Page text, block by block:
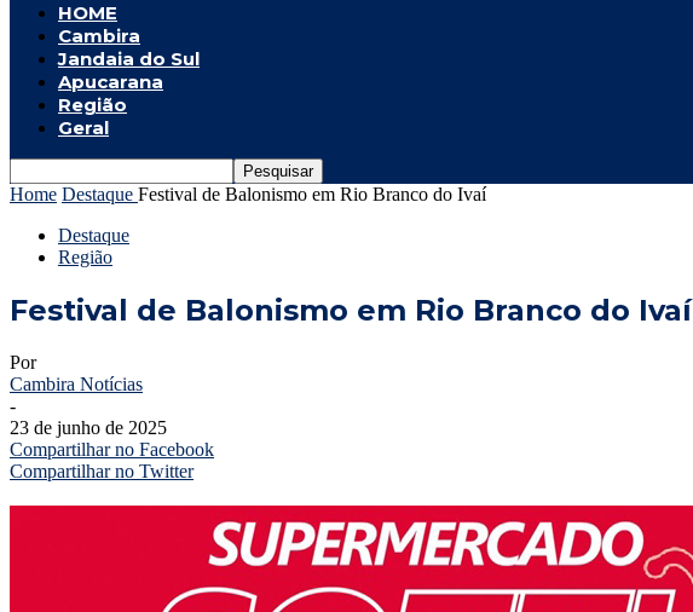
HOME
Cambira
Jandaia do Sul
Apucarana
Região
Geral
Home Destaque Festival de Balonismo em Rio Branco do Ivaí
Destaque
Região
Festival de Balonismo em Rio Branco do Ivaí
Por
Cambira Notícias
-
23 de junho de 2025
Compartilhar no Facebook
Compartilhar no Twitter